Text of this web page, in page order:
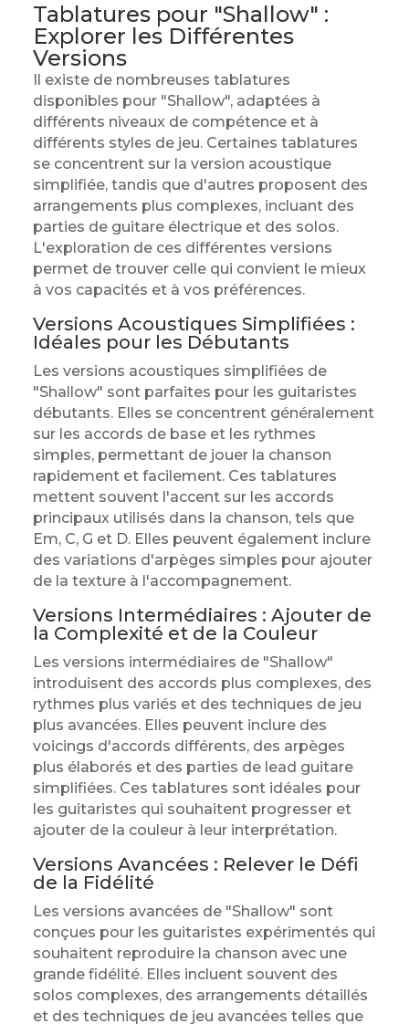
Tablatures pour "Shallow" :
Explorer les Différentes
Versions
Il existe de nombreuses tablatures
disponibles pour "Shallow", adaptées à
différents niveaux de compétence et à
différents styles de jeu. Certaines tablatures
se concentrent sur la version acoustique
simplifiée, tandis que d'autres proposent des
arrangements plus complexes, incluant des
parties de guitare électrique et des solos.
L'exploration de ces différentes versions
permet de trouver celle qui convient le mieux
à vos capacités et à vos préférences.
Versions Acoustiques Simplifiées :
Idéales pour les Débutants
Les versions acoustiques simplifiées de
"Shallow" sont parfaites pour les guitaristes
débutants. Elles se concentrent généralement
sur les accords de base et les rythmes
simples, permettant de jouer la chanson
rapidement et facilement. Ces tablatures
mettent souvent l'accent sur les accords
principaux utilisés dans la chanson, tels que
Em, C, G et D. Elles peuvent également inclure
des variations d'arpèges simples pour ajouter
de la texture à l'accompagnement.
Versions Intermédiaires : Ajouter de
la Complexité et de la Couleur
Les versions intermédiaires de "Shallow"
introduisent des accords plus complexes, des
rythmes plus variés et des techniques de jeu
plus avancées. Elles peuvent inclure des
voicings d'accords différents, des arpèges
plus élaborés et des parties de lead guitare
simplifiées. Ces tablatures sont idéales pour
les guitaristes qui souhaitent progresser et
ajouter de la couleur à leur interprétation.
Versions Avancées : Relever le Défi
de la Fidélité
Les versions avancées de "Shallow" sont
conçues pour les guitaristes expérimentés qui
souhaitent reproduire la chanson avec une
grande fidélité. Elles incluent souvent des
solos complexes, des arrangements détaillés
et des techniques de jeu avancées telles que